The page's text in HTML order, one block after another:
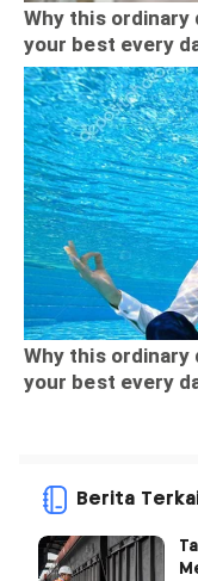
Berita